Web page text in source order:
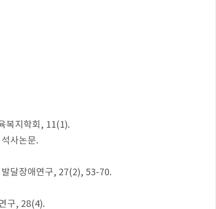
복지학회, 11(1).
사논문.
발달장애연구, 27(2), 53-70.
구, 28(4).